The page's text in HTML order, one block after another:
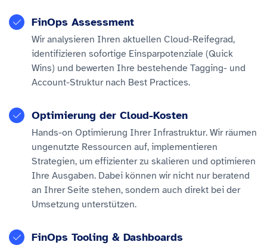
FinOps Assessment
Wir analysieren Ihren aktuellen Cloud-Reifegrad,
identifizieren sofortige Einsparpotenziale (Quick
Wins) und bewerten Ihre bestehende Tagging- und
Account-Struktur nach Best Practices.
Optimierung der Cloud-Kosten
Hands-on Optimierung Ihrer Infrastruktur. Wir räumen
ungenutzte Ressourcen auf, implementieren
Strategien, um effizienter zu skalieren und optimieren
Ihre Ausgaben. Dabei können wir nicht nur beratend
an Ihrer Seite stehen, sondern auch direkt bei der
Umsetzung unterstützen.
FinOps Tooling & Dashboards